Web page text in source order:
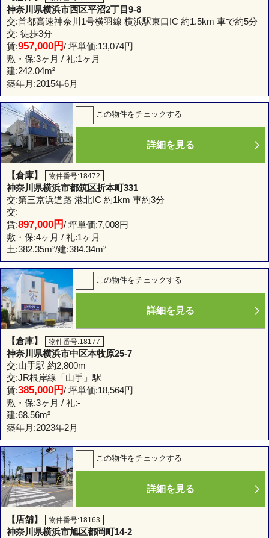
神奈川県横浜市西区平沼2丁目9-8
交:首都高速神奈川1号横羽線 横浜駅東口IC 約1.5km 車で約5分
交: 徒歩3分
賃:957,000円/ 坪単価:13,074円
敷・保:3ヶ月 / 礼:1ヶ月
建:242.04m²
築年月:2015年6月
この物件をチェックする
詳細を見る
【倉庫】 物件番号:18472
神奈川県横浜市都筑区折本町331
交:第三京浜道路 港北IC 約1km 車約3分
交:
賃:897,000円/ 坪単価:7,008円
敷・保:4ヶ月 / 礼:1ヶ月
土:382.35m²/建:384.34m²
この物件をチェックする
詳細を見る
【倉庫】 物件番号:18177
神奈川県横浜市中区本牧原25-7
交:山手駅 約2,800m
交:JR根岸線「山手」駅
賃:385,000円/ 坪単価:18,564円
敷・保:3ヶ月 / 礼:-
建:68.56m²
築年月:2023年2月
この物件をチェックする
詳細を見る
【店舗】 物件番号:18163
神奈川県横浜市旭区都岡町14-2